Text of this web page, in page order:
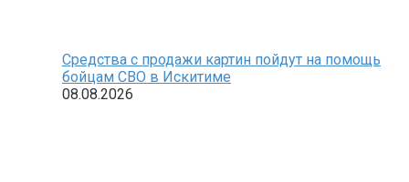
Средства с продажи картин пойдут на помощь
бойцам СВО в Искитиме
08.08.2026